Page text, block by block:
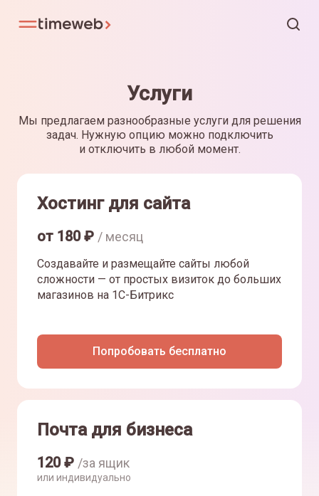
Услуги
Мы предлагаем разнообразные услуги для решения
задач. Нужную опцию можно подключить
и отключить в любой момент.
Хостинг для сайта
от 180₽ / месяц
Создавайте и размещайте сайты любой
сложности — от простых визиток до больших
магазинов на 1С-Битрикс
Попробовать бесплатно
Почта для бизнеса
120₽ /за ящик
или индивидуально